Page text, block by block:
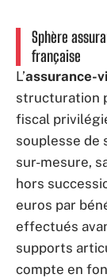
Sphère
française
L’assurance-
structuration
fiscal
souplesse de
sur-mesure,
hors
euros par
effectués
supports
compte en